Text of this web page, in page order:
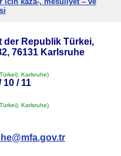
der Republik Türkei,
76131 Karlsruhe
Karlsruhe)
10 / 11
Karlsruhe)